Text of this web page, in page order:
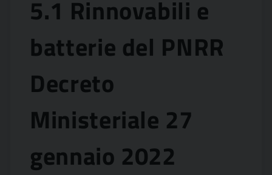
5.1 Rinnovabili e
batterie del PNRR
Decreto
Ministeriale 27
gennaio 2022